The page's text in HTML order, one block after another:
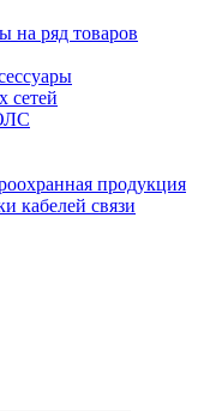
на ряд товаров
сетей
продукция
кабелей связи